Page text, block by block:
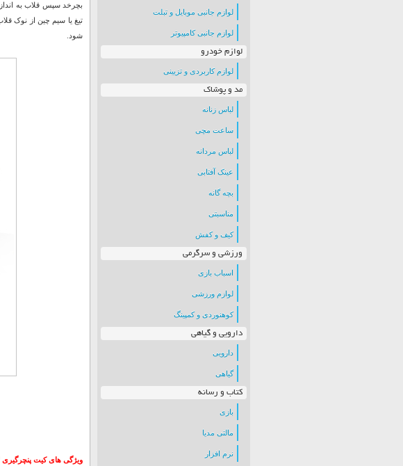
لوازم جانبی موبایل و تبلت
لوازم جانبی کامپیوتر
لوازم خودرو
لوازم کاربردی و تزیینی
مد و پوشاک
لباس زنانه
ساعت مچی
لباس مردانه
عینک آفتابی
بچه گانه
مناسبتی
کیف و کفش
ورزشی و سرگرمی
اسباب بازی
لوازم ورزشی
کوهنوردی و کمپینگ
دارویی و گیاهی
دارویی
گیاهی
کتاب و رسانه
بازی
مالتی مدیا
نرم افزار
بچرخد سپس قلاب به
تیغ یا سیم چین از نوک
شود.
ویژگی های کیت پنچرگیری